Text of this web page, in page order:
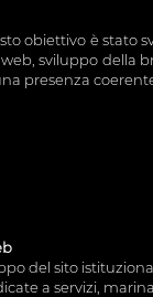
obiettivo è stato
sviluppo della
presenza
del sito
a servizi,